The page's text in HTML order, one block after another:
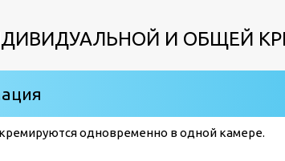
И ОБЩЕЙ
одновременно в одной камере.